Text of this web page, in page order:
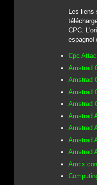
Les
CPC.
espagnol
Cpc
Amstrad
Amstrad
Amstrad
Amstrad
Amstrad
Amstrad
Amstrad
Amstrad
Amtix